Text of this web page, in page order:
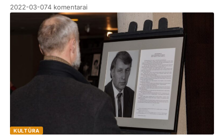
2022-03-074 komentarai
KULTŪRA